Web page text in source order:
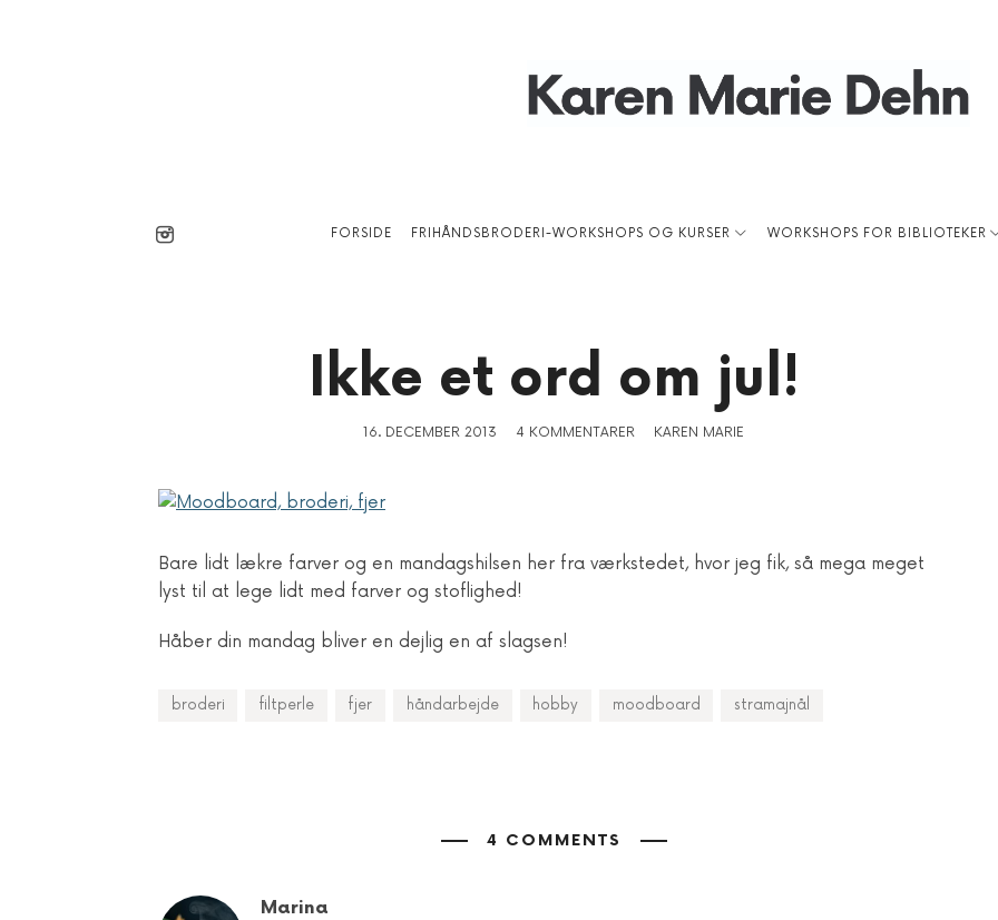
Karen
FORSIDE FRIHÅNDSBRODERI-WORKSHOPS OG KURSER WORKSHOPS FOR BIBLIOTEKER
Ikke et ord om jul!
16. DECEMBER 2013 4 KOMMENTARER KAREN MARIE
Bare lidt lækre farver og en mandagshilsen her fra værkstedet, hvor jeg fik, så mega meget
lyst til at lege lidt med farver og stoflighed!
Håber din mandag bliver en dejlig en af slagsen!
broderi filtperle fjer håndarbejde hobby moodboard stramajnål
4 COMMENTS
Marina